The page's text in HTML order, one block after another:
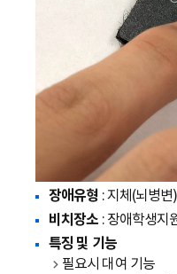
장애유형 : 지체(뇌병변)
비치장소 : 장애학생지
특징 및 기능
필요시 대여 기능